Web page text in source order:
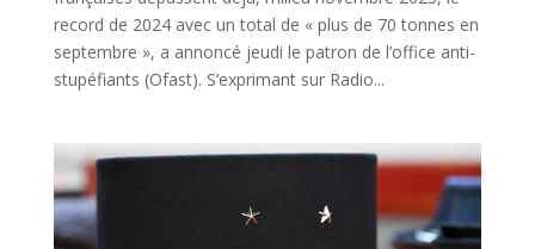
record de 2024 avec un total de « plus de 70 tonnes en
septembre », a annoncé jeudi le patron de l’office anti-
stupéfiants (Ofast). S’exprimant sur Radio...